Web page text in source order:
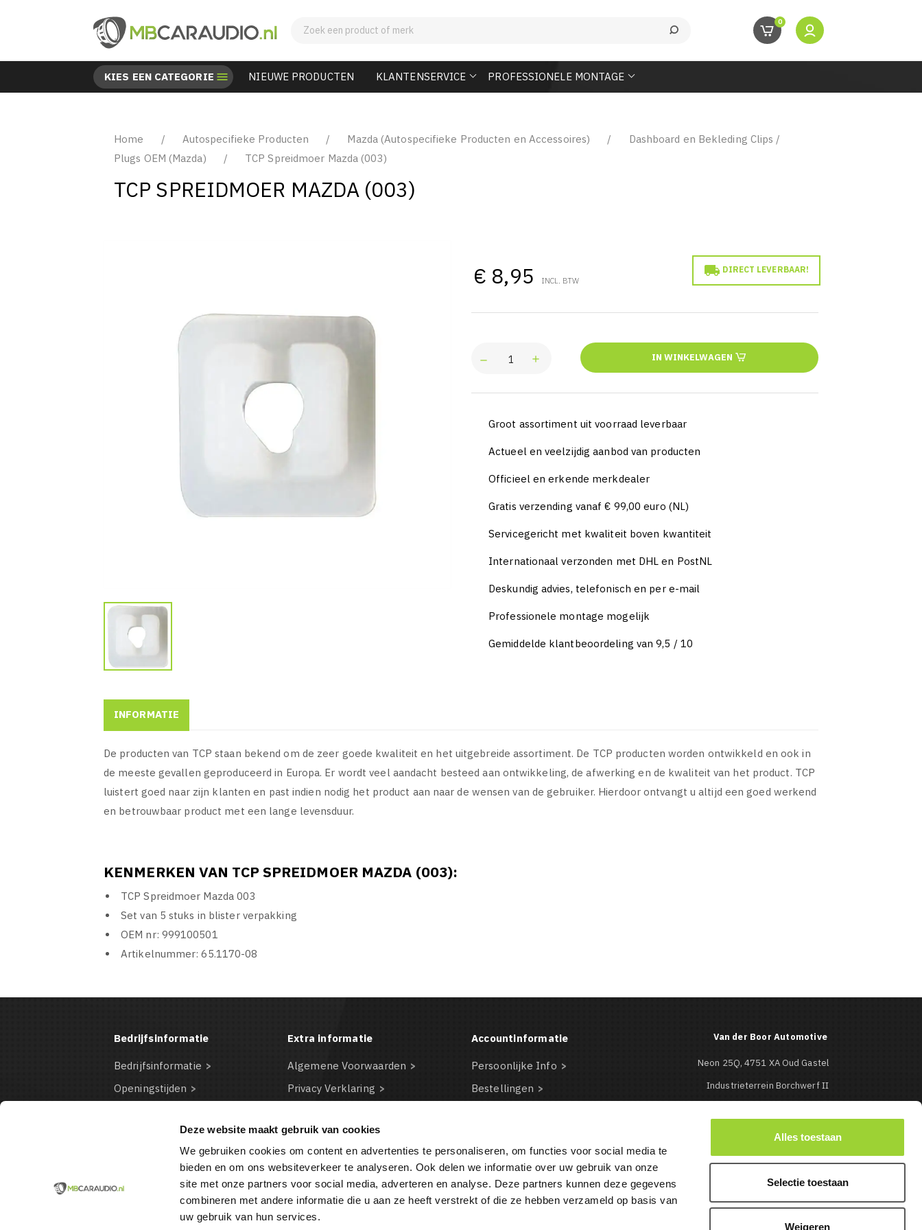
Deze website maakt gebruik van cookies
We gebruiken cookies om content en advertenties te personaliseren, om functies voor social media te
bieden en om ons websiteverkeer te analyseren. Ook delen we informatie over uw gebruik van onze
site met onze partners voor social media, adverteren en analyse. Deze partners kunnen deze gegevens
combineren met andere informatie die u aan ze heeft verstrekt of die ze hebben verzameld op basis van
uw gebruik van hun services.
Alles toestaan
Selectie toestaan
Weigeren
0
KIES EEN CATEGORIE  NIEUWE PRODUCTEN KLANTENSERVICE PROFESSIONELE MONTAGE
Home Autospecifieke Producten Mazda (Autospecifieke Producten en Accessoires)
Dashboard en Bekleding Clips /
Plugs OEM (Mazda)
TCP Spreidmoer Mazda (003)
TCP SPREIDMOER MAZDA (003)
€ 8,95 INCL. BTW
 DIRECT LEVERBAAR!
IN WINKELWAGEN
Groot assortiment uit voorraad leverbaar
Actueel en veelzijdig aanbod van producten
Officieel en erkende merkdealer
Gratis verzending vanaf € 99,00 euro (NL)
Servicegericht met kwaliteit boven kwantiteit
Internationaal verzonden met DHL en PostNL
Deskundig advies, telefonisch en per e-mail
Professionele montage mogelijk
Gemiddelde klantbeoordeling van 9,5 / 10
INFORMATIE
De producten van TCP staan bekend om de zeer goede kwaliteit en het uitgebreide assortiment. De TCP producten worden ontwikkeld en ook in
de meeste gevallen geproduceerd in Europa. Er wordt veel aandacht besteed aan ontwikkeling, de afwerking en de kwaliteit van het product. TCP
luistert goed naar zijn klanten en past indien nodig het product aan naar de wensen van de gebruiker. Hierdoor ontvangt u altijd een goed werkend
en betrouwbaar product met een lange levensduur.
KENMERKEN VAN TCP SPREIDMOER MAZDA (003):
TCP Spreidmoer Mazda 003
Set van 5 stuks in blister verpakking
OEM nr: 999100501
Artikelnummer: 65.1170-08
Bedrijfsinformatie
Bedrijfsinformatie
Openingstijden
Bestelinformatie
Betaalmogelijkheden
Extra informatie
Algemene Voorwaarden
Privacy Verklaring
Cookie beleid
VDBA
Accountinformatie
Persoonlijke Info
Bestellingen
Waardebonnen
Van der Boor Automotive
Neon 25Q, 4751 XA Oud Gastel
Industrieterrein Borchwerf II
0165-513427
 info@mbcaraudio.nl
BESTELLING ANNULEREN